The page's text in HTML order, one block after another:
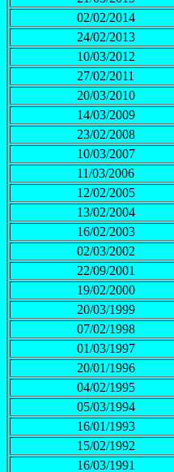
02/02/2014
24/02/2013
10/03/2012
27/02/2011
20/03/2010
14/03/2009
23/02/2008
10/03/2007
11/03/2006
12/02/2005
13/02/2004
16/02/2003
02/03/2002
22/09/2001
19/02/2000
20/03/1999
07/02/1998
01/03/1997
20/01/1996
04/02/1995
05/03/1994
16/01/1993
15/02/1992
16/03/1991